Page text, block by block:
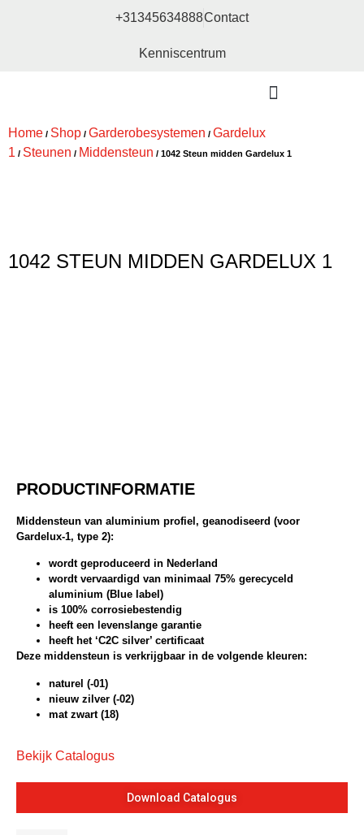
+31345634888Contact
Kenniscentrum
Home / Shop / Garderobesystemen / Gardelux
1 / Steunen / Middensteun / 1042 Steun midden Gardelux 1
1042 STEUN MIDDEN GARDELUX 1
PRODUCTINFORMATIE
Middensteun van aluminium profiel, geanodiseerd (voor
Gardelux-1, type 2):
wordt geproduceerd in Nederland
wordt vervaardigd van minimaal 75% gerecyceld
aluminium (Blue label)
is 100% corrosiebestendig
heeft een levenslange garantie
heeft het ‘C2C silver’ certificaat
Deze middensteun is verkrijgbaar in de volgende kleuren:
naturel (-01)
nieuw zilver (-02)
mat zwart (18)
Bekijk Catalogus
Download Catalogus